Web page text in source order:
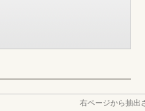
右ページから抽出